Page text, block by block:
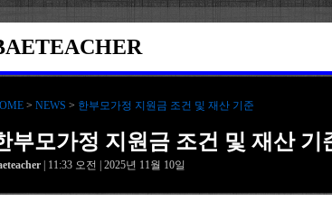
> NEWS > 한부모가정 지원금 조건 및 재산 기준
부모가정 지원금 조건 및 재산 기
| 11:33 오전 | 2025년 11월 10일